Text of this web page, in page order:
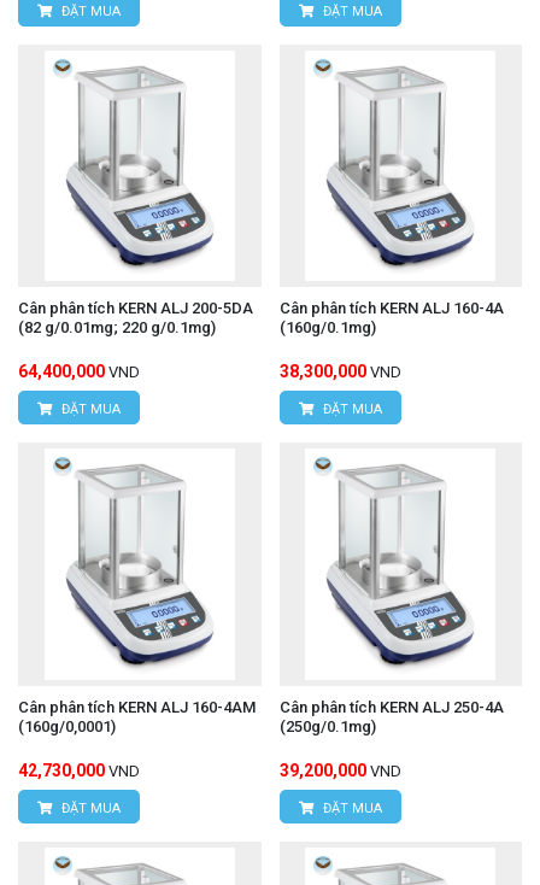
ĐẶT MUA ĐẶT MUA
Cân phân tích KERN ALJ 200-5DA
(82 g/0.01mg; 220 g/0.1mg)
64,400,000 VND
ĐẶT MUA
Cân phân tích KERN ALJ 160-4A
(160g/0.1mg)
38,300,000 VND
ĐẶT MUA
Cân phân tích KERN ALJ 160-4AM
(160g/0,0001)
42,730,000 VND
ĐẶT MUA
Cân phân tích KERN ALJ 250-4A
(250g/0.1mg)
39,200,000 VND
ĐẶT MUA